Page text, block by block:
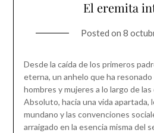
El eremita
Posted on 8
Desde la caída de los primeros
eterna, un anhelo que ha
hombres y mujeres a lo largo de las
Absoluto, hacia una vida apartada,
mundano y las convenciones
arraigado en la esencia misma del